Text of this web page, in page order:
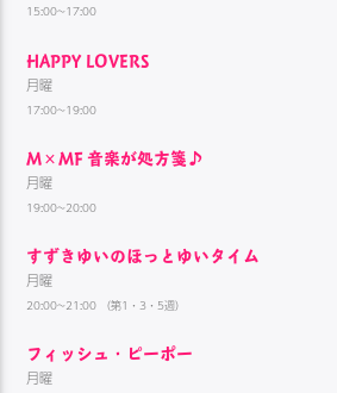
15:00~17:00
HAPPY LOVERS
月曜
17:00~19:00
M×MF 音楽が処方箋♪
月曜
19:00~20:00
すずきゆいのほっとゆいタイム
月曜
20:00~21:00 （第1・3・5週）
フィッシュ・ピーポー
月曜